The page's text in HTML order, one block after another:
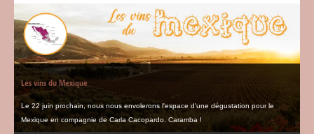
Les vins du Mexique
Le 22 juin prochain, nous nous envolerons l'espace d'une dégustation pour le
Mexique en compagnie de Carla Cacopardo. Caramba !